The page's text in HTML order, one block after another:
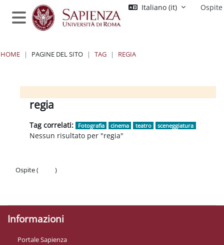
Vai al contenuto principale
Pannello laterale
Italiano ‎(it)‎ Ospite
HOME PAGINE DEL SITO TAG REGIA
Blocchi
Blocchi
Blocchi
Blocchiregia
Tag correlati: Fotografia cinema teatro sceneggiatura
Nessun risultato per "regia"
Ospite (
)
Informazioni
Portale Sapienza